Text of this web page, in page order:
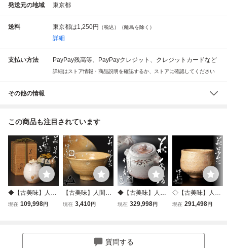
発送元の地域 東京都
送料 東京都は1,250円 （税込）（離島を除く）
詳細
支払い方法 PayPay残高等、PayPayクレジット、クレジットカードなど
詳細はストア情報・商品説明を確認するか、ストアに確認してください
その他の情報
この商品も注目されています
◆【古美味】人間
国宝 三輪休和(十
現在 109,998円
【古美味】人間国
宝 十代三輪休雪
現在 3,410円
◆【古美味】人間
国宝 十代三輪休和
現在 329,998円
◇【古美味】人間
国宝 十代三輪休和
現在 291,498円
質問する